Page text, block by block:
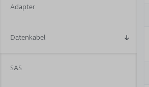
Adapter
Datenkabel
SAS